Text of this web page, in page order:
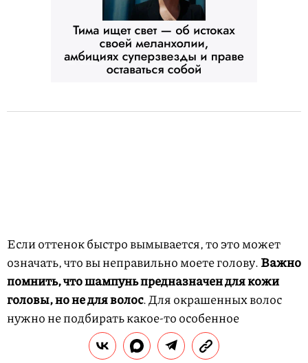
Если оттенок быстро вымывается, то это может
означать, что вы неправильно моете голову.Важно
помнить, чтошампунь предназначен для кожи
головы, но не для волос. Для окрашенных волос
нужно не подбирать какое-то особенное
очищающее средство, аиспользовать правильный